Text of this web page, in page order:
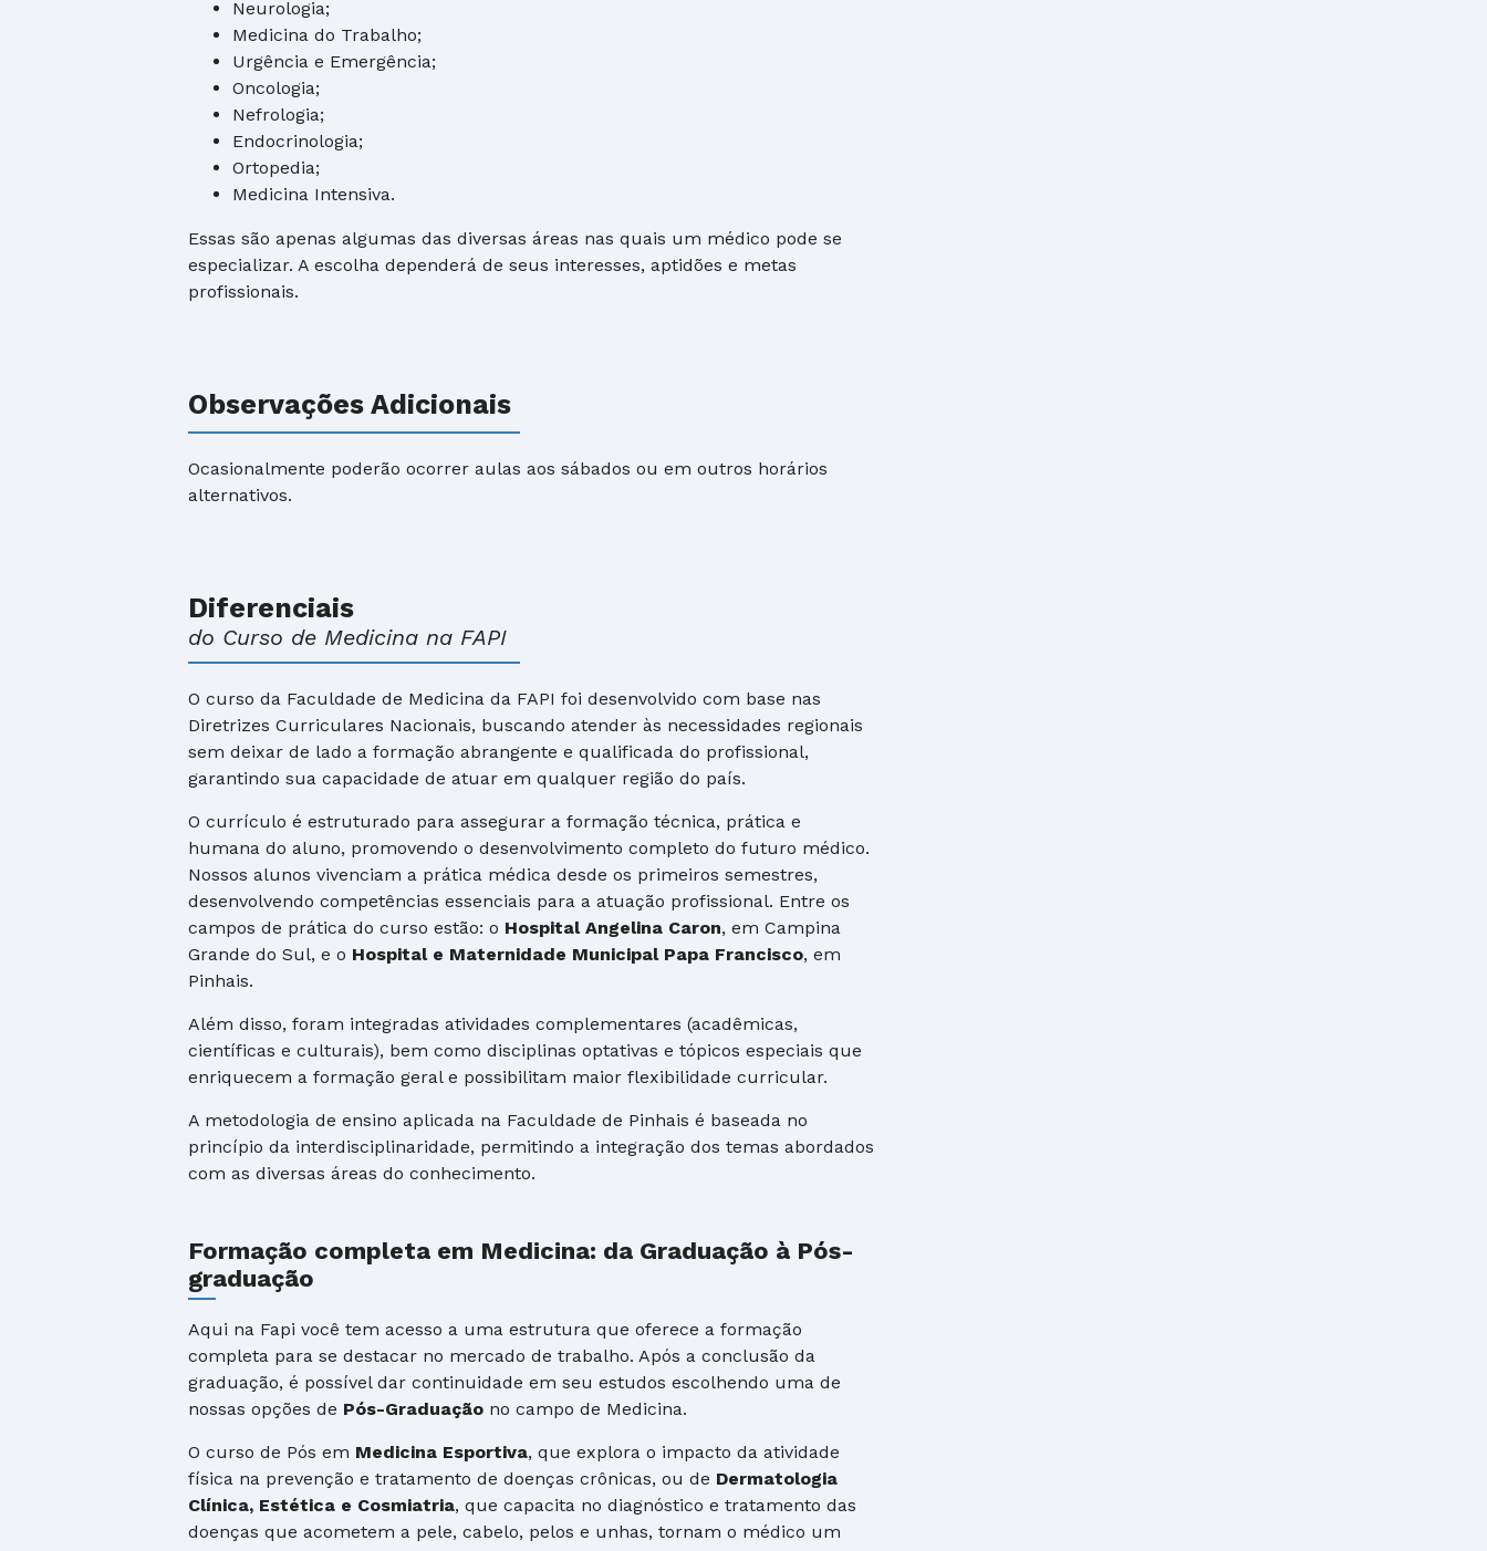
Neurologia;
Medicina do Trabalho;
Urgência e Emergência;
Oncologia;
Nefrologia;
Endocrinologia;
Ortopedia;
Medicina Intensiva.
Essas são apenas algumas das diversas áreas nas quais um médico pode se
especializar. A escolha dependerá de seus interesses, aptidões e metas
profissionais.
Observações Adicionais
Ocasionalmente poderão ocorrer aulas aos sábados ou em outros horários
alternativos.
Diferenciais
do Curso de Medicina na FAPI
O curso da Faculdade de Medicina da FAPI foi desenvolvido com base nas
Diretrizes Curriculares Nacionais, buscando atender às necessidades regionais
sem deixar de lado a formação abrangente e qualificada do profissional,
garantindo sua capacidade de atuar em qualquer região do país.
O currículo é estruturado para assegurar a formação técnica, prática e
humana do aluno, promovendo o desenvolvimento completo do futuro médico.
Nossos alunos vivenciam a prática médica desde os primeiros semestres,
desenvolvendo competências essenciais para a atuação profissional. Entre os
campos de prática do curso estão: o Hospital Angelina Caron, em Campina
Grande do Sul, e o Hospital e Maternidade Municipal Papa Francisco, em
Pinhais.
Além disso, foram integradas atividades complementares (acadêmicas,
científicas e culturais), bem como disciplinas optativas e tópicos especiais que
enriquecem a formação geral e possibilitam maior flexibilidade curricular.
A metodologia de ensino aplicada na Faculdade de Pinhais é baseada no
princípio da interdisciplinaridade, permitindo a integração dos temas abordados
com as diversas áreas do conhecimento.
Formação completa em Medicina: da Graduação à Pós-
graduação
Aqui na Fapi você tem acesso a uma estrutura que oferece a formação
completa para se destacar no mercado de trabalho. Após a conclusão da
graduação, é possível dar continuidade em seu estudos escolhendo uma de
nossas opções de Pós-Graduação no campo de Medicina.
O curso de Pós em Medicina Esportiva, que explora o impacto da atividade
física na prevenção e tratamento de doenças crônicas, ou de Dermatologia
Clínica, Estética e Cosmiatria, que capacita no diagnóstico e tratamento das
doenças que acometem a pele, cabelo, pelos e unhas, tornam o médico um